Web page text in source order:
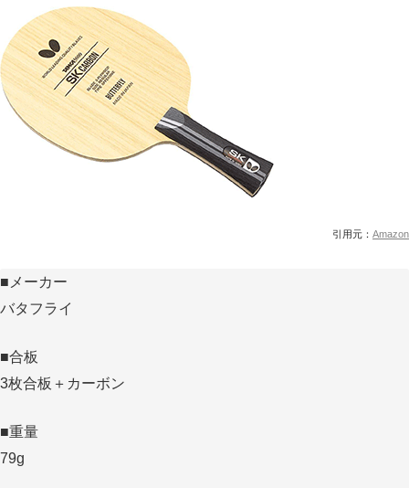
引用元： Amazon
■メーカー
バタフライ
■合板
3枚合板＋カーボン
■重量
79g